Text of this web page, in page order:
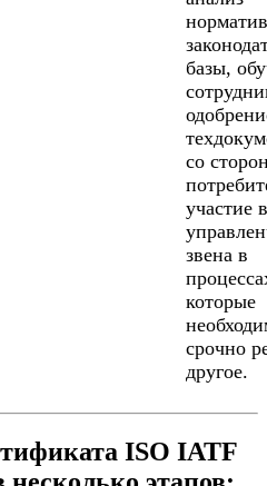
базы,
со
участие
звена в
которые
срочно
другое.
ISO IATF